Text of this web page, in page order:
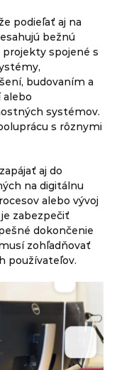
podieľať aj na
bežnú
projekty spojené s
budovaním a
systémov.
s rôznymi
aj do
na digitálnu
alebo vývoj
zabezpečiť
dokončenie
zohľadňovať
používateľov.